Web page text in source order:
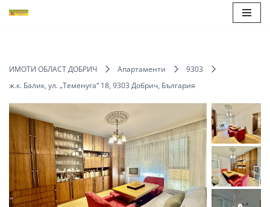
съдържанието
ИМОТИ ОБЛАСТ ДОБРИЧ Апартаменти
9303
ж.к. Балик, ул. „Теменуга“ 18, 9303 Добрич, България